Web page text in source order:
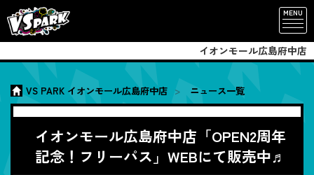
MENU
イオンモール広島府中店
VS PARK イオンモール広島府中店 ニュース一覧
イオンモール広島府中店「OPEN2周年
記念！フリーパス」WEBにて販売中♬